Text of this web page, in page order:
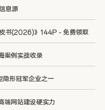
息源
书(2026)》144P - 免费领取
案例实战收录
隐形冠军企业之一
端网站建设硬实力